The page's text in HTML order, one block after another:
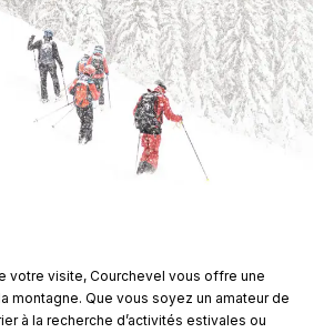
votre visite, Courchevel vous offre une
montagne. Que vous soyez un amateur de
à la recherche d’activités estivales ou